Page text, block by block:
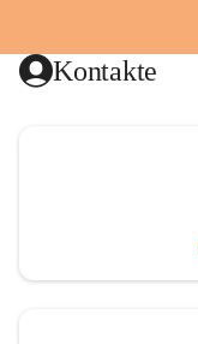
Kontakte